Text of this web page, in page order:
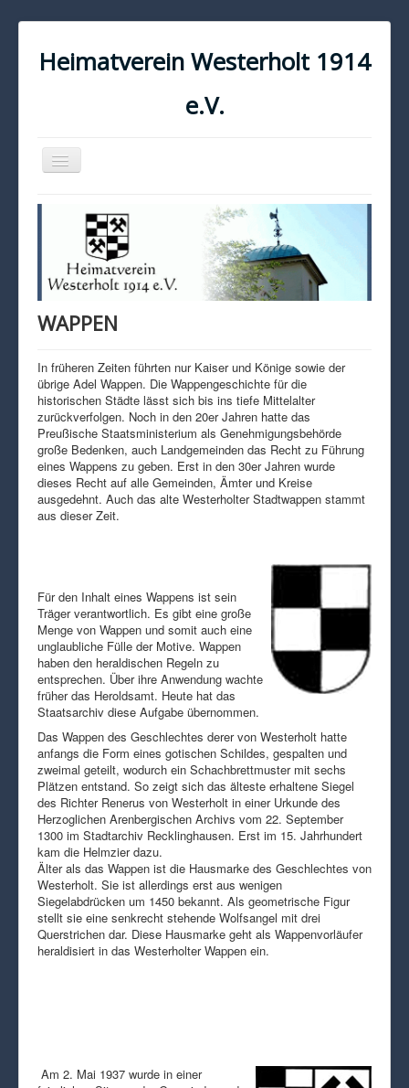
Heimatverein Westerholt 1914
e.V.
Navigation
an/aus
KONTAKT
IMPRESSUM
DATENSCHUTZ
WAPPEN
In früheren Zeiten führten nur Kaiser und Könige sowie der
übrige Adel Wappen. Die Wappengeschichte für die
historischen Städte lässt sich bis ins tiefe Mittelalter
zurückverfolgen. Noch in den 20er Jahren hatte das
Preußische Staatsministerium als Genehmigungsbehörde
große Bedenken, auch Landgemeinden das Recht zu Führung
eines Wappens zu geben. Erst in den 30er Jahren wurde
dieses Recht auf alle Gemeinden, Ämter und Kreise
ausgedehnt. Auch das alte Westerholter Stadtwappen stammt
aus dieser Zeit.
Für den Inhalt eines Wappens ist sein
Träger verantwortlich. Es gibt eine große
Menge von Wappen und somit auch eine
unglaubliche Fülle der Motive. Wappen
haben den heraldischen Regeln zu
entsprechen. Über ihre Anwendung wachte
früher das Heroldsamt. Heute hat das
Staatsarchiv diese Aufgabe übernommen.
Das Wappen des Geschlechtes derer von Westerholt hatte
anfangs die Form eines gotischen Schildes, gespalten und
zweimal geteilt, wodurch ein Schachbrettmuster mit sechs
Plätzen entstand. So zeigt sich das älteste erhaltene Siegel
des Richter Renerus von Westerholt in einer Urkunde des
Herzoglichen Arenbergischen Archivs vom 22. September
1300 im Stadtarchiv Recklinghausen. Erst im 15. Jahrhundert
kam die Helmzier dazu.
Älter als das Wappen ist die Hausmarke des Geschlechtes von
Westerholt. Sie ist allerdings erst aus wenigen
Siegelabdrücken um 1450 bekannt. Als geometrische Figur
stellt sie eine senkrecht stehende Wolfsangel mit drei
Querstrichen dar. Diese Hausmarke geht als Wappenvorläufer
heraldisiert in das Westerholter Wappen ein.
Am 2. Mai 1937 wurde in einer